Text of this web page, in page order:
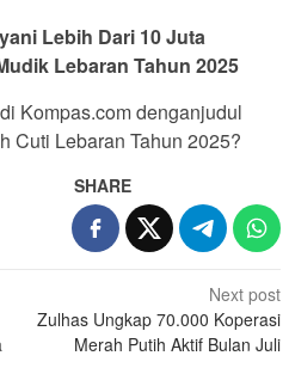
Lebih Dari 10 Juta
Lebaran Tahun 2025
Kompas.com denganjudul
Cuti Lebaran Tahun 2025?
SHARE
Next post
Zulhas Ungkap 70.000 Koperasi
Merah Putih Aktif Bulan Juli